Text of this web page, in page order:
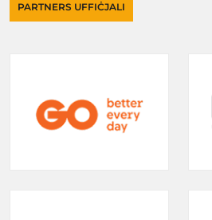
PARTNERS UFFIĊJALI